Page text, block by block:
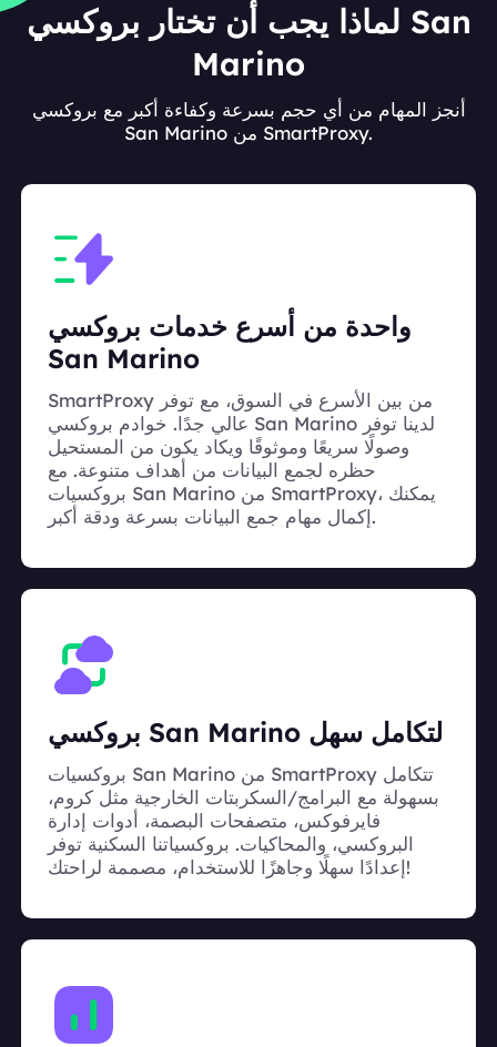
لماذا يجب أن تختار بروكسي San
Marino
أنجز المهام من أي حجم بسرعة وكفاءة أكبر مع بروكسي
San Marino من SmartProxy.
واحدة من أسرع خدمات بروكسي
San Marino
SmartProxy من بين الأسرع في السوق، مع توفر
عالي جدًا. خوادم بروكسي San Marino لدينا توفر
وصولًا سريعًا وموثوقًا ويكاد يكون من المستحيل
حظره لجمع البيانات من أهداف متنوعة. مع
بروكسيات San Marino من SmartProxy، يمكنك
إكمال مهام جمع البيانات بسرعة ودقة أكبر.
بروكسي San Marino لتكامل سهل
بروكسيات San Marino من SmartProxy تتكامل
بسهولة مع البرامج/السكربتات الخارجية مثل كروم،
فايرفوكس، متصفحات البصمة، أدوات إدارة
البروكسي، والمحاكيات. بروكسياتنا السكنية توفر
إعدادًا سهلًا وجاهزًا للاستخدام، مصممة لراحتك!